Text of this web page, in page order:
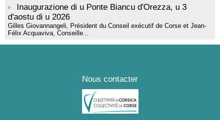
Inaugurazione di u Ponte Biancu d'Orezza, u 3
d'aostu di u 2026
Gilles Giovannangeli, Président du Conseil exécutif de Corse et Jean-
Félix Acquaviva, Conseille...
Nous contacter